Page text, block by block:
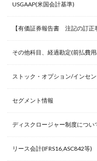
USGAAP(米国会計基準)
【有価証券報告書 注記の訂正
その他科目、経過勘定(前払費
ストック・オプション/インセ
セグメント情報
ディスクロージャー制度につい
リース会計(IFRS16,ASC842等)